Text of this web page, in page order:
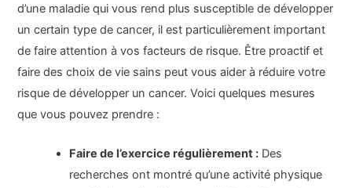
d’une maladie qui vous rend plus susceptible de développer
un certain type de cancer, il est particulièrement important
de faire attention à vos facteurs de risque. Être proactif et
faire des choix de vie sains peut vous aider à réduire votre
risque de développer un cancer. Voici quelques mesures
que vous pouvez prendre :
Faire de l’exercice régulièrement : Des
recherches ont montré qu’une activité physique